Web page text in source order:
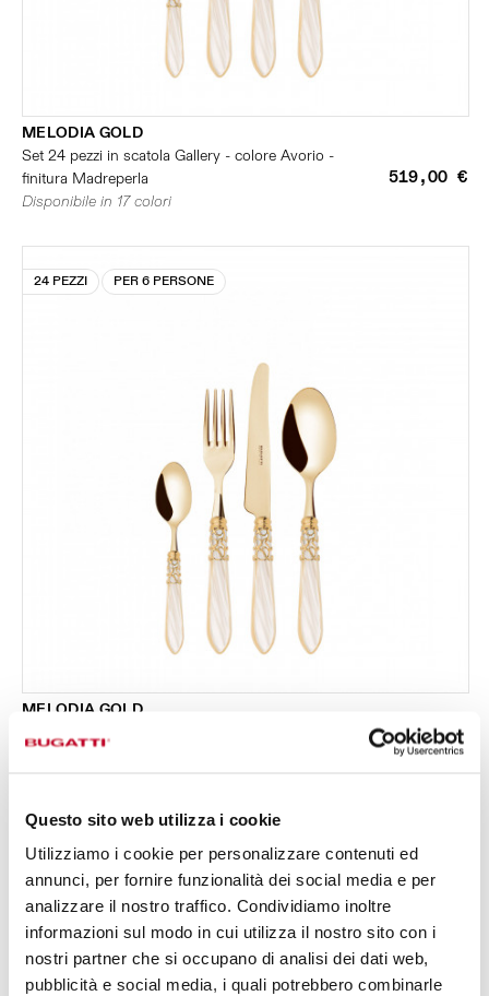
Questo sito web utilizza i cookie
Utilizziamo i cookie per personalizzare contenuti ed
annunci, per fornire funzionalità dei social media e per
analizzare il nostro traffico. Condividiamo inoltre
informazioni sul modo in cui utilizza il nostro sito con i
nostri partner che si occupano di analisi dei dati web,
pubblicità e social media, i quali potrebbero combinarle
MELODIA GOLD
Set 24 pezzi in scatola Gallery - colore Avorio -
finitura Madreperla
519,00 €
Disponibile in 17 colori
24 PEZZI PER 6 PERSONE
MELODIA GOLD
519,00 €
24 PEZZI PER 6 PERSONE